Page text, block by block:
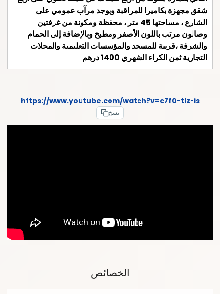
شقق مجهزة بكاميرا للمراقبة ويوجد مرآب عمومي على
الشارع ، مساحتها 45 متر ، محفظة ومكونة من غرفتين
وصالون مرتب باللون الأصفر ومطبخ وبالإضافة إلى الحمام
والشرفة ،قريبة للمسجد والمؤسسات التعليمية والمحلات
التجارية ثمن الكراء الشهري 1400 درهم
https://www.youtube.com/watch?v=c7f0-tlz-is
نسخ
الخصائص